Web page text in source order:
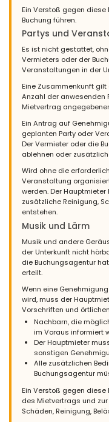
Ein Verstoß gegen diese
Buchung führen.
Partys und
Es ist nicht gestattet,
Vermieters oder der
Veranstaltungen in der
Eine Zusammenkunft
Anzahl der anwesenden
Mietvertrag
Ein Antrag auf
geplanten Party oder
Der Vermieter oder die
ablehnen oder
Wird ohne die
Veranstaltung
werden. Der
zusätzliche Reinigung,
entstehen.
Musik und Lärm
Musik und andere
der Unterkunft nicht
die Buchungsagentur
erteilt.
Wenn eine
wird, muss der
Vorschriften und
Nachbarn, die
im Voraus informiert
Der Hauptmieter
sonstigen
Alle zusätzlichen
Buchungsagentur
Ein Verstoß gegen diese
des Mietvertrags und
Schäden, Reinigung,